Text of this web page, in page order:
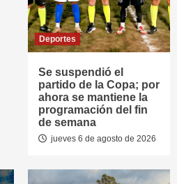
Deportes
Se suspendió el
partido de la Copa; por
ahora se mantiene la
programación del fin
de semana
jueves 6 de agosto de 2026